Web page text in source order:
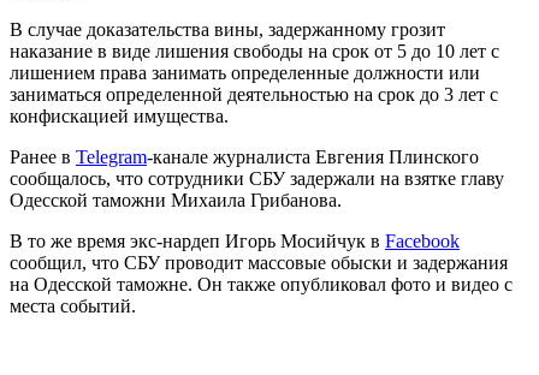
В случае доказательства вины, задержанному грозит
наказание в виде лишения свободы на срок от 5 до 10 лет с
лишением права занимать определенные должности или
заниматься определенной деятельностью на срок до 3 лет с
конфискацией имущества.
Ранее в Telegram-канале журналиста Евгения Плинского
сообщалось, что сотрудники СБУ задержали на взятке главу
Одесской таможни Михаила Грибанова.
В то же время экс-нардеп Игорь Мосийчук в Facebook
сообщил, что СБУ проводит массовые обыски и задержания
на Одесской таможне. Он также опубликовал фото и видео с
места событий.